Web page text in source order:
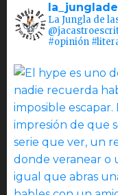
La Jungla de
#opinión